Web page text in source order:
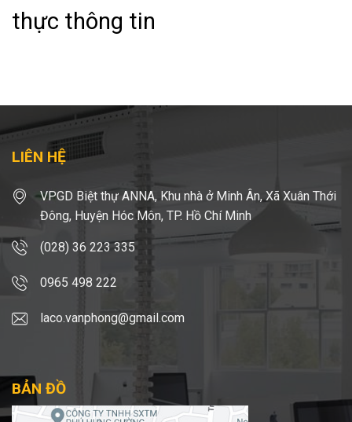
thực thông tin
LIÊN HỆ
VPGD Biệt thự ANNA, Khu nhà ở Minh Ân, Xã Xuân Thới
Đông, Huyện Hóc Môn, TP. Hồ Chí Minh
(028) 36 223 335
0965 498 222
laco.vanphong@gmail.com
BẢN ĐỒ